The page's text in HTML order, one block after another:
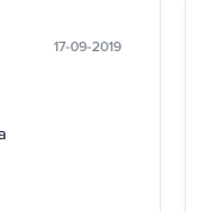
17-09-2019